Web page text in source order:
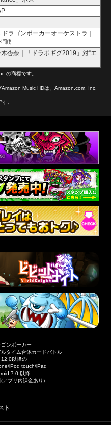
ラゴンポーカーオーケストラ｜
”戦
杏奈｜「ドラポギグ2019」対“エ
の商標です。
Music HDは、Amazon.com, Inc.
。
ゴンポーカー
ルタイム合体カードバトル
12.0以降の
iPod touch/iPad
7.0 以降
(アプリ内課金あり)